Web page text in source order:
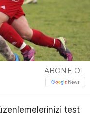
ABONE OL
test